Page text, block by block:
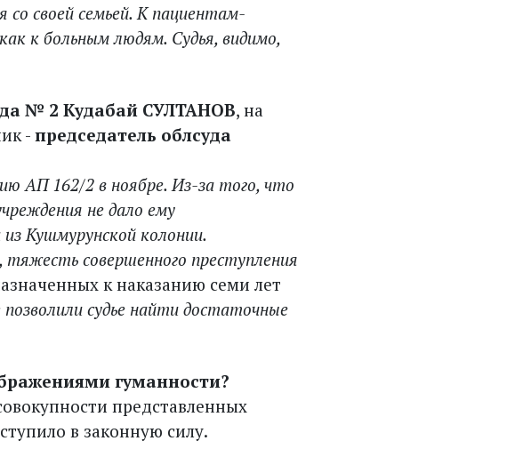
со своей семьей. К пациентам-
к больным людям. Судья, видимо,
№ 2 Кудабай СУЛТАНОВ, на
- председатель облсуда
АП 162/2 в нояб­ре. Из-за того, что
не дало ему
Кушмурунской колонии.
совершенного преступления
к наказанию семи лет
позволили судье найти достаточные
гуманности?
представленных
в законную силу.